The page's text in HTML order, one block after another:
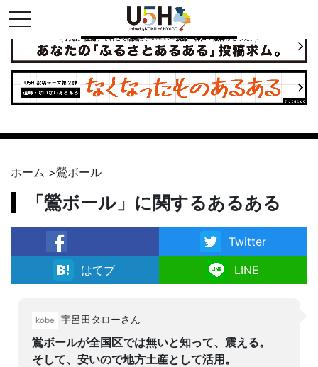
toggle navigation
県公式・兵庫五国連邦プロジェクト
ホーム >鶯ボール
「鶯ボール」に関するあるある
facebook
Twitter
はてブ
LINE
kobe 宇呂田タローさん
鴬ボールが全国区では無いと知って、震える。
そして、安いので地方土産として活用。